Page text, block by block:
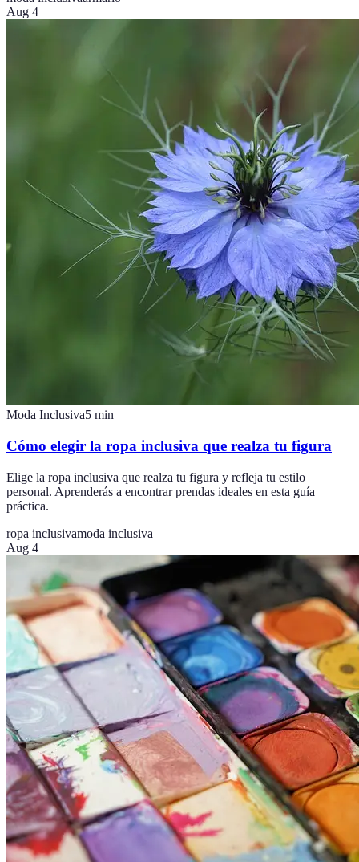
Aug 4
Moda Inclusiva5 min
Cómo elegir la ropa inclusiva que realza tu figura
Elige la ropa inclusiva que realza tu figura y refleja tu estilo
personal. Aprenderás a encontrar prendas ideales en esta guía
práctica.
ropa inclusivamoda inclusiva
Aug 4